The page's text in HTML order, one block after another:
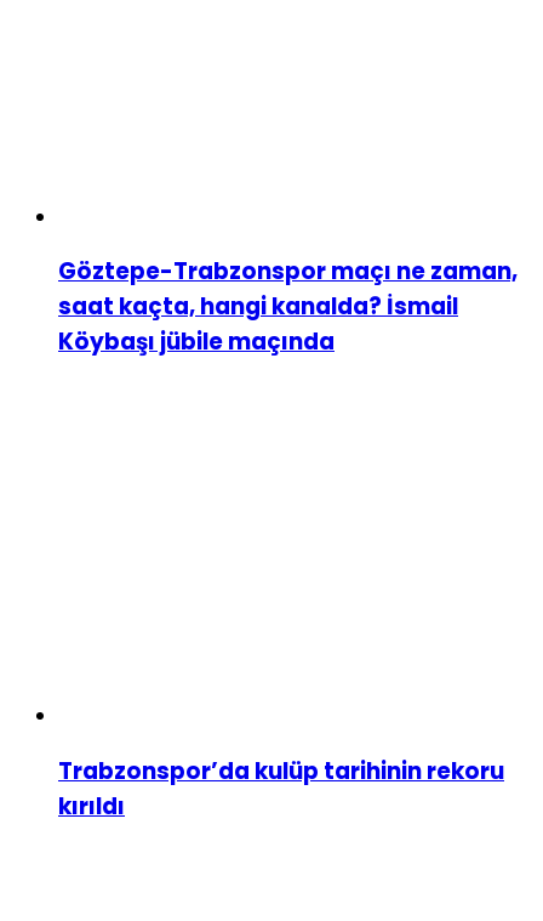
Göztepe-Trabzonspor maçı ne zaman,
saat kaçta, hangi kanalda? İsmail
Köybaşı jübile maçında
Trabzonspor’da kulüp tarihinin rekoru
kırıldı